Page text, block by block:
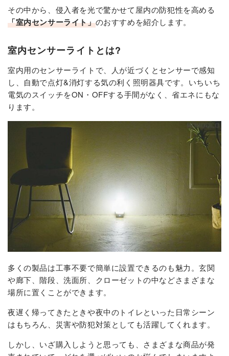
その中から、侵入者を光で驚かせて屋内の防犯性を高める
「室内センサーライト」のおすすめを紹介します。
室内センサーライトとは?
室内用のセンサーライトで、人が近づくとセンサーで感知
し、自動で点灯&消灯する気の利く照明器具です。いちいち
電気のスイッチをON・OFFする手間がなく、省エネにもな
ります。
多くの製品は工事不要で簡単に設置できるのも魅力。玄関
や廊下、階段、洗面所、クローゼットの中などさまざまな
場所に置くことができます。
夜遅く帰ってきたときや夜中のトイレといった日常シーン
はもちろん、災害や防犯対策としても活躍してくれます。
しかし、いざ購入しようと思っても、さまざまな商品が発